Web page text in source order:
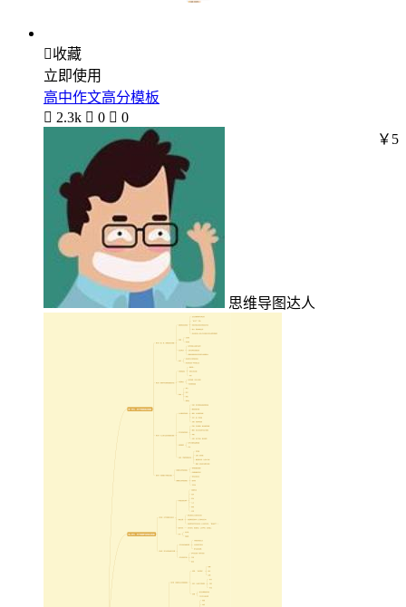
收藏
立即使用
高中作文高分模板
 2.3k  0  0
思维导图达人
￥5